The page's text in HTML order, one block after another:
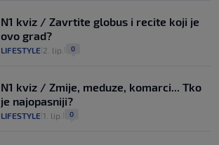
N1 kviz / Zavrtite globus i recite koji je
ovo grad?
LIFESTYLE 2. lip. 0
N1 kviz / Zmije, meduze, komarci... Tko
je najopasniji?
LIFESTYLE 1. lip. 0